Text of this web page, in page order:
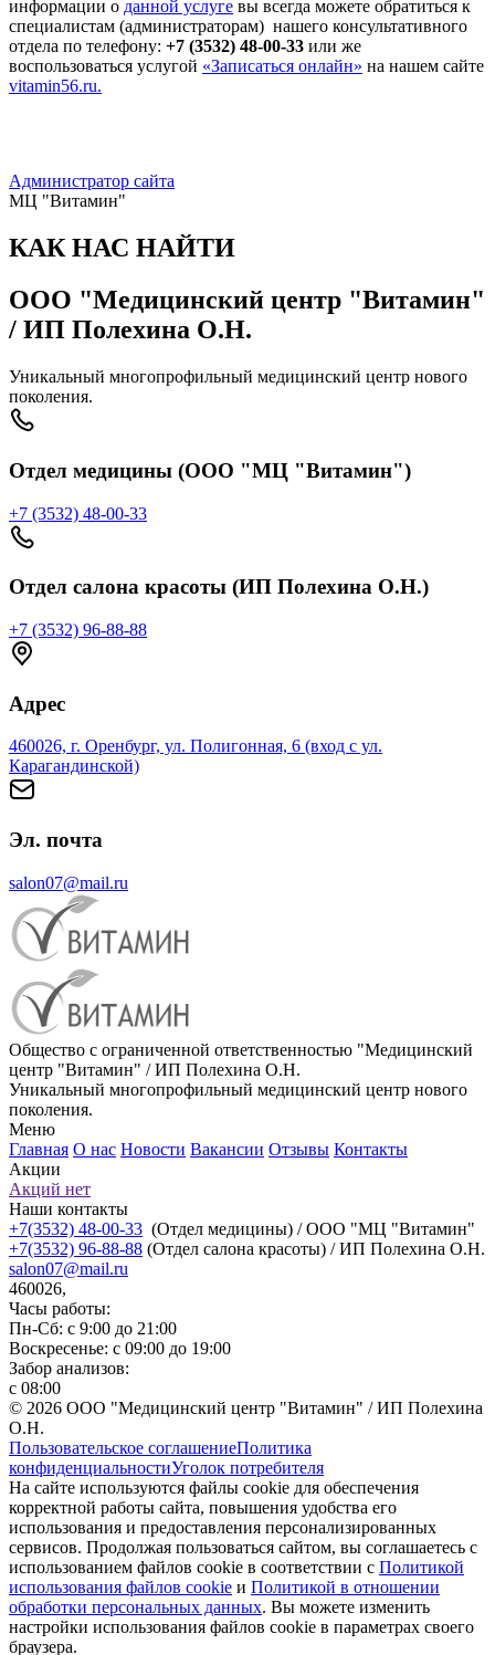
информации о данной услуге вы всегда можете обратиться к
специалистам (администраторам) нашего консультативного
отдела по телефону: +7 (3532) 48-00-33 или же
воспользоваться услугой «Записаться онлайн» на нашем сайте
vitamin56.ru.
Администратор сайта
МЦ "Витамин"
КАК НАС НАЙТИ
ООО "Медицинский центр "Витамин"
/ ИП Полехина О.Н.
Уникальный многопрофильный медицинский центр нового
поколения.
Отдел медицины (ООО "МЦ "Витамин")
+7 (3532) 48-00-33
Отдел салона красоты (ИП Полехина О.Н.)
+7 (3532) 96-88-88
Адрес
460026, г. Оренбург, ул. Полигонная, 6 (вход с ул.
Карагандинской)
Эл. почта
salon07@mail.ru
Общество с ограниченной ответственностью "Медицинский
центр "Витамин" / ИП Полехина О.Н.
Уникальный многопрофильный медицинский центр нового
поколения.
Меню
Главная О нас Новости Вакансии Отзывы Контакты
Акции
Акций нет
Наши контакты
+7(3532) 48-00-33 (Отдел медицины) / ООО "МЦ "Витамин"
+7(3532) 96-88-88 (Отдел салона красоты) / ИП Полехина О.Н.
salon07@mail.ru
460026,
Часы работы:
Пн-Сб: с 9:00 до 21:00
Воскресенье: с 09:00 до 19:00
Забор анализов:
с 08:00
© 2026 ООО "Медицинский центр "Витамин" / ИП Полехина
О.Н.
Пользовательское соглашениеПолитика
конфиденциальностиУголок потребителя
На сайте используются файлы cookie для обеспечения
корректной работы сайта, повышения удобства его
использования и предоставления персонализированных
сервисов. Продолжая пользоваться сайтом, вы соглашаетесь с
использованием файлов cookie в соответствии с Политикой
использования файлов cookie и Политикой в отношении
обработки персональных данных. Вы можете изменить
настройки использования файлов cookie в параметрах своего
браузера.